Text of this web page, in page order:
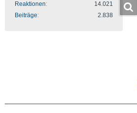
Reaktionen
14.021
Beiträge
2.838